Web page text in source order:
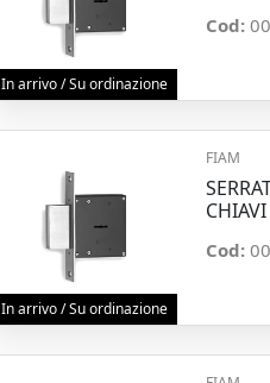
In arrivo / Su ordinazione
Cod:
In arrivo / Su ordinazione
FIAM
CHIAVI
Cod: